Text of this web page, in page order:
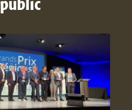
public